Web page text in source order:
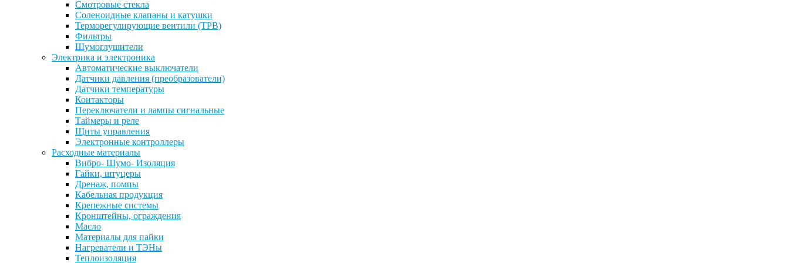
Смотровые стекла
Соленоидные клапаны и катушки
Терморегулирующие вентили (ТРВ)
Фильтры
Шумоглушители
Электрика и электроника
Автоматические выключатели
Датчики давления (преобразователи)
Датчики температуры
Контакторы
Переключатели и лампы сигнальные
Таймеры и реле
Щиты управления
Электронные контроллеры
Расходные материалы
Вибро- Шумо- Изоляция
Гайки, штуцеры
Дренаж, помпы
Кабельная продукция
Крепежные системы
Кронштейны, ограждения
Масло
Материалы для пайки
Нагреватели и ТЭНы
Теплоизоляция